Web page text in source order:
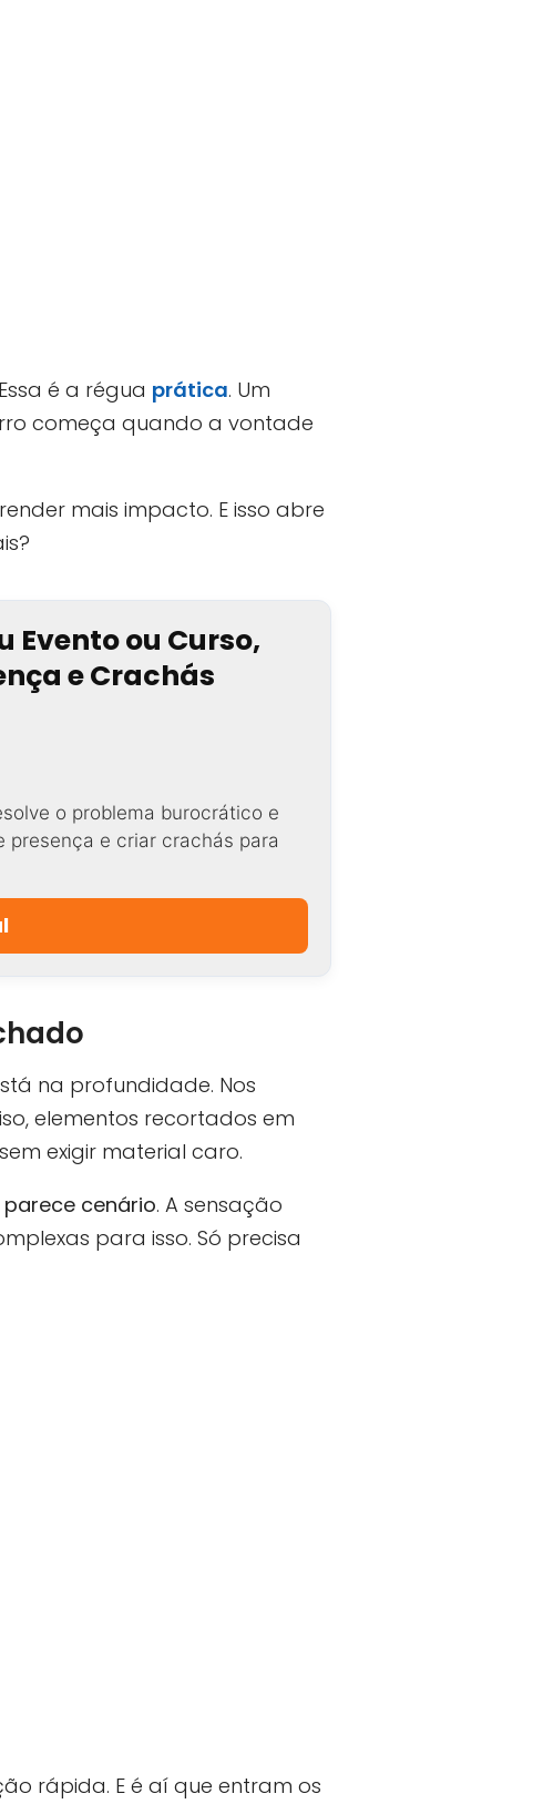
Essa é a régua prática. Um
começa quando a vontade
mais impacto. E isso abre
Evento ou Curso,
e Crachás
o problema burocrático e
e criar crachás para
na profundidade. Nos
elementos recortados em
exigir material caro.
cenário. A sensação
para isso. Só precisa
rápida. E é aí que entram os